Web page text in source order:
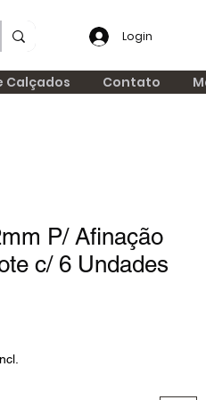
Login
Calçados Contato
P/ Afinação
c/ 6 Undades